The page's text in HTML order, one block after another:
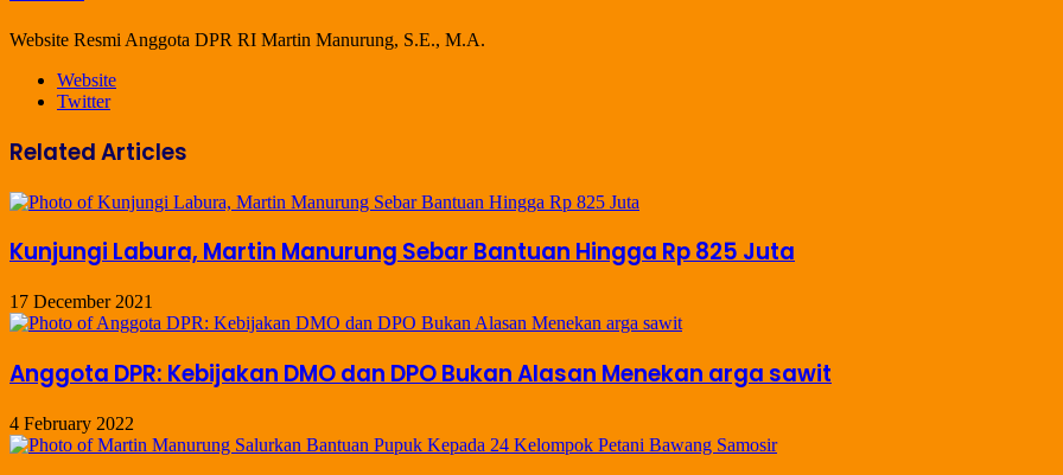
Website Resmi Anggota DPR RI Martin Manurung, S.E., M.A.
Website
Twitter
Related Articles
Kunjungi Labura, Martin Manurung Sebar Bantuan Hingga Rp 825 Juta
17 December 2021
Anggota DPR: Kebijakan DMO dan DPO Bukan Alasan Menekan arga sawit
4 February 2022